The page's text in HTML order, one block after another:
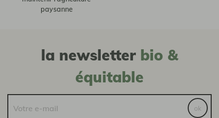
paysanne
la newsletter bio &
équitable
ok